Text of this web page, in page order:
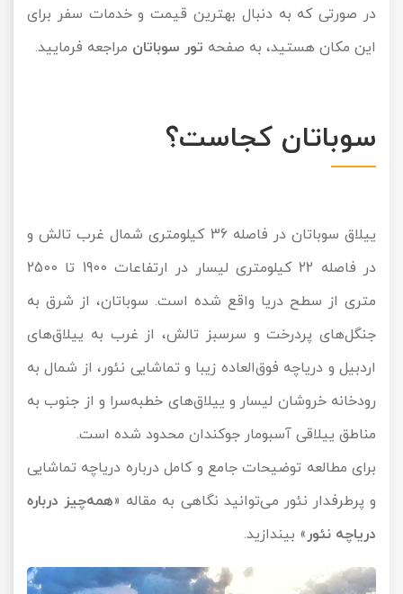
در صورتی که به دنبال بهترین قیمت و خدمات سفر برای
این مکان هستید، به صفحه تور سوباتان مراجعه فرمایید.
سوباتان کجاست؟
ییلاق سوباتان در فاصله 36 کیلومتری شمال غرب تالش و
در فاصله 22 کیلومتری لیسار در ارتفاعات 1900 تا 2500
متری از سطح دریا واقع شده است. سوباتان، از شرق به
جنگل‌های پردرخت و سرسبز تالش، از غرب به ییلاق‌های
اردبیل و دریاچه فوق‌العاده زیبا و تماشایی نئور، از شمال به
رودخانه خروشان لیسار و ییلاق‌های خطبه‌سرا و از جنوب به
مناطق ییلاقی آسبومار جوکندان محدود شده است.
برای مطالعه توضیحات جامع و کامل درباره دریاچه تماشایی
و پرطرفدار نئور می‌توانید نگاهی به مقاله «همه‌چیز درباره
دریاچه نئور » بیندازید.
تور چابهار
تور کاشان
تور ترکمن صحرا
تور آفرود